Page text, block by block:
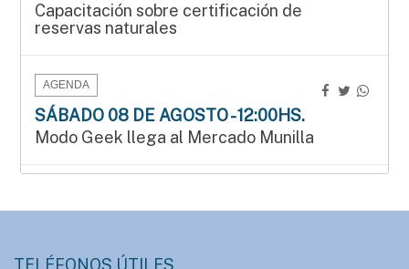
Capacitación sobre certificación de
reservas naturales
AGENDA
SÁBADO 08 DE AGOSTO - 12:00HS.
Modo Geek llega al Mercado Munilla
TELÉFONOS ÚTILES